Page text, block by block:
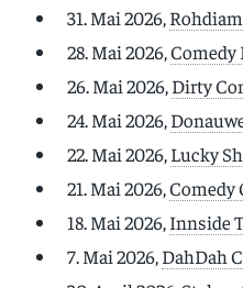
31. Mai 2026,
28. Mai 2026,
26. Mai 2026,Dirty
24. Mai 2026,
22. Mai 2026,Lucky
21. Mai 2026,Comedy
18. Mai 2026,Innside
7. Mai 2026,DahDah